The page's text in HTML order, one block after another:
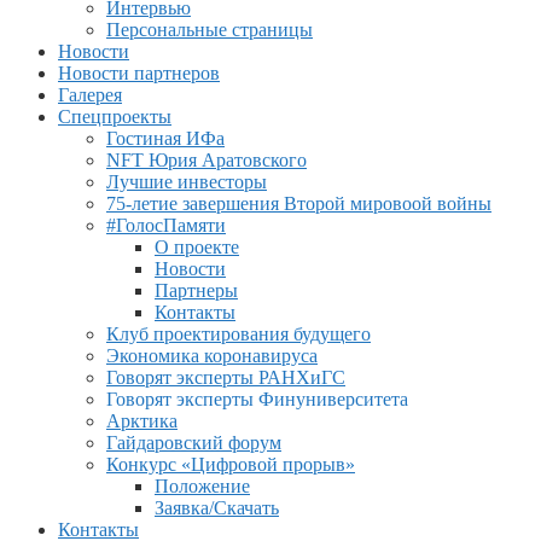
Интервью
Персональные страницы
Новости
Новости партнеров
Галерея
Спецпроекты
Гостиная ИФа
NFT Юрия Аратовского
Лучшие инвесторы
75-летие завершения Второй мировоой войны
#ГолосПамяти
О проекте
Новости
Партнеры
Контакты
Клуб проектирования будущего
Экономика коронавируса
Говорят эксперты РАНХиГС
Говорят эксперты Финуниверситета
Арктика
Гайдаровский форум
Конкурс «Цифровой прорыв»
Положение
Заявка/Скачать
Контакты